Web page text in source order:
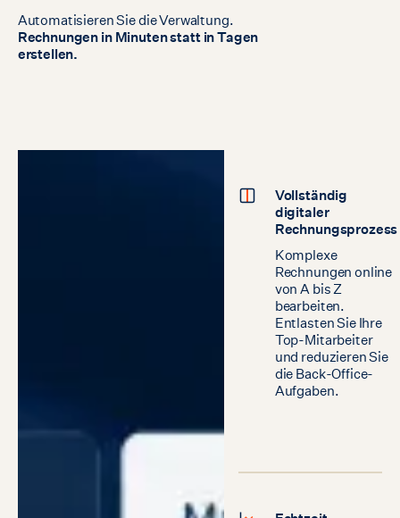
AutomatisierenSiedieVerwaltung.
Rechnungen in Minutenstatt inTagen
erstellen.
Vollständig
digitaler
Rechnungsprozess
Komplexe
Rechnungen online
von A bis Z
bearbeiten.
Entlasten Sie Ihre
Top-Mitarbeiter
und reduzieren Sie
die Back-Office-
Aufgaben.